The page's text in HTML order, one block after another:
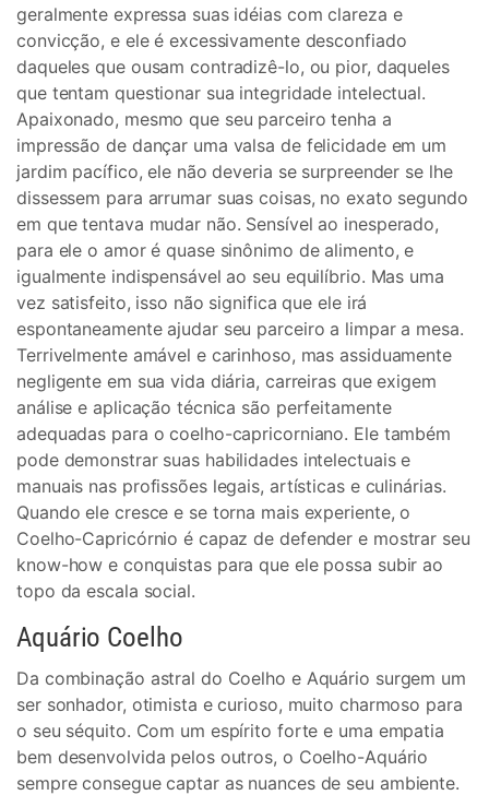
geralmente expressa suas idéias com clareza e
convicção, e ele é excessivamente desconfiado
daqueles que ousam contradizê-lo, ou pior, daqueles
que tentam questionar sua integridade intelectual.
Apaixonado, mesmo que seu parceiro tenha a
impressão de dançar uma valsa de felicidade em um
jardim pacífico, ele não deveria se surpreender se lhe
dissessem para arrumar suas coisas, no exato segundo
em que tentava mudar não. Sensível ao inesperado,
para ele o amor é quase sinônimo de alimento, e
igualmente indispensável ao seu equilíbrio. Mas uma
vez satisfeito, isso não significa que ele irá
espontaneamente ajudar seu parceiro a limpar a mesa.
Terrivelmente amável e carinhoso, mas assiduamente
negligente em sua vida diária, carreiras que exigem
análise e aplicação técnica são perfeitamente
adequadas para o coelho-capricorniano. Ele também
pode demonstrar suas habilidades intelectuais e
manuais nas profissões legais, artísticas e culinárias.
Quando ele cresce e se torna mais experiente, o
Coelho-Capricórnio é capaz de defender e mostrar seu
know-how e conquistas para que ele possa subir ao
topo da escala social.
Aquário Coelho
Da combinação astral do Coelho e Aquário surgem um
ser sonhador, otimista e curioso, muito charmoso para
o seu séquito. Com um espírito forte e uma empatia
bem desenvolvida pelos outros, o Coelho-Aquário
sempre consegue captar as nuances de seu ambiente.